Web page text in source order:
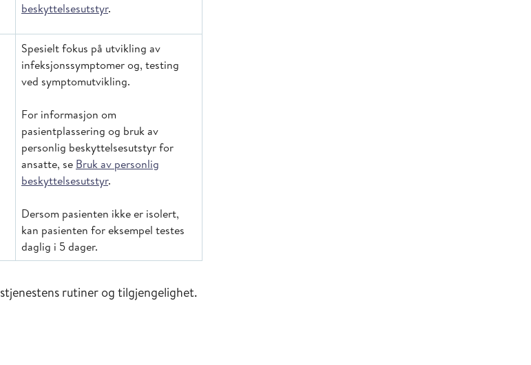
beskyttelsesutstyr.
Spesielt fokus på utvikling av
infeksjonssymptomer og, testing
ved symptomutvikling.
For informasjon om
pasientplassering og bruk av
personlig beskyttelsesutstyr for
ansatte, se Bruk av personlig
beskyttelsesutstyr.
Dersom pasienten ikke er isolert,
kan pasienten for eksempel testes
daglig i 5 dager.
rutiner og tilgjengelighet.